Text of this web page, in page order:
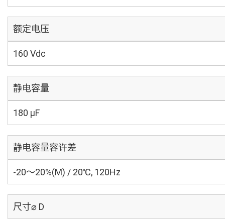
额定电压
160 Vdc
静电容量
180 µF
静电容量容许差
-20～20%(M) / 20℃, 120Hz
尺寸⌀ D